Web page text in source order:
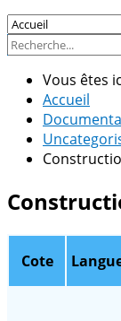
Vous êtes
Accueil
Cote